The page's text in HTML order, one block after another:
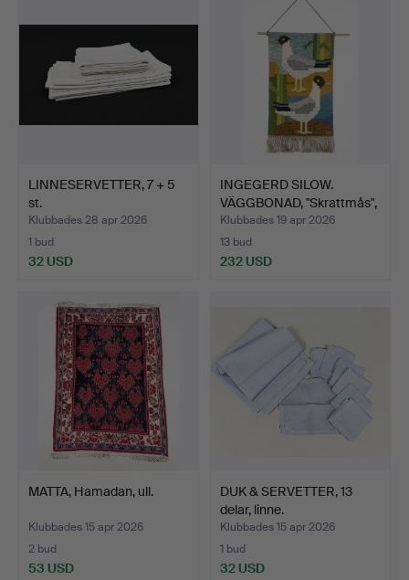
LINNESERVETTER, 7 + 5
st.
Klubbades 28 apr 2026
1 bud
32 USD
INGEGERD SILOW.
VÄGGBONAD, "Skrattmås",
Ax…
Klubbades 19 apr 2026
13 bud
232 USD
MATTA, Hamadan, ull.
Klubbades 15 apr 2026
2 bud
53 USD
DUK & SERVETTER, 13
delar, linne.
Klubbades 15 apr 2026
1 bud
32 USD